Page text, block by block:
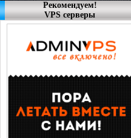
Рекомендуем!
VPS серверы